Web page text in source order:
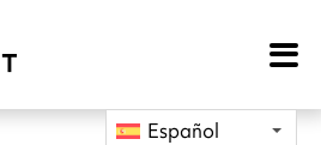
Open
Español